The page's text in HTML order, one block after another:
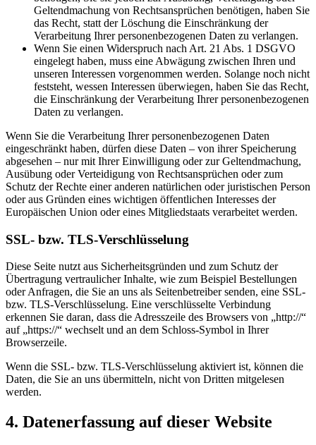
Geltendmachung von Rechtsansprüchen benötigen, haben Sie
das Recht, statt der Löschung die Einschränkung der
Verarbeitung Ihrer personenbezogenen Daten zu verlangen.
Wenn Sie einen Widerspruch nach Art. 21 Abs. 1 DSGVO
eingelegt haben, muss eine Abwägung zwischen Ihren und
unseren Interessen vorgenommen werden. Solange noch nicht
feststeht, wessen Interessen überwiegen, haben Sie das Recht,
die Einschränkung der Verarbeitung Ihrer personenbezogenen
Daten zu verlangen.
Wenn Sie die Verarbeitung Ihrer personenbezogenen Daten
eingeschränkt haben, dürfen diese Daten – von ihrer Speicherung
abgesehen – nur mit Ihrer Einwilligung oder zur Geltendmachung,
Ausübung oder Verteidigung von Rechtsansprüchen oder zum
Schutz der Rechte einer anderen natürlichen oder juristischen Person
oder aus Gründen eines wichtigen öffentlichen Interesses der
Europäischen Union oder eines Mitgliedstaats verarbeitet werden.
SSL- bzw. TLS-Verschlüsselung
Diese Seite nutzt aus Sicherheitsgründen und zum Schutz der
Übertragung vertraulicher Inhalte, wie zum Beispiel Bestellungen
oder Anfragen, die Sie an uns als Seitenbetreiber senden, eine SSL-
bzw. TLS-Verschlüsselung. Eine verschlüsselte Verbindung
erkennen Sie daran, dass die Adresszeile des Browsers von „http://“
auf „https://“ wechselt und an dem Schloss-Symbol in Ihrer
Browserzeile.
Wenn die SSL- bzw. TLS-Verschlüsselung aktiviert ist, können die
Daten, die Sie an uns übermitteln, nicht von Dritten mitgelesen
werden.
4. Datenerfassung auf dieser Website